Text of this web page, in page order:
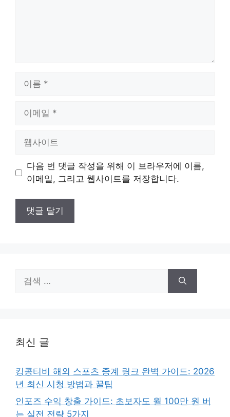
트
다음 번 댓글 작성을 위해 이 브라우저에 이름,
이메일, 그리고 웹사이트를 저장합니다.
색:
최신 글
킹콩티비 해외 스포츠 중계 링크 완벽 가이드: 2026
년 최신 시청 방법과 꿀팁
인포즈 수익 창출 가이드: 초보자도 월 100만 원 버
는 실전 전략 5가지